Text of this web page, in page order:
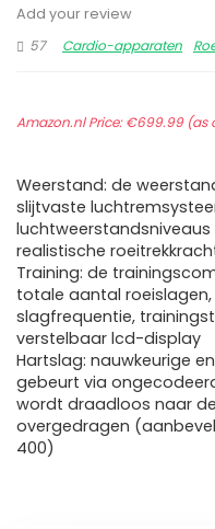
Add your review
57
Cardio-apparaten
Amazon.nl Price:€699.99(as
Weerstand: de
slijtvaste
realistische
Training: de
totale aantal roeislagen,
slagfrequentie,
verstelbaar lcd-display
Hartslag: nauwkeurige
gebeurt via
wordt draadloos naar
overgedragen
400)